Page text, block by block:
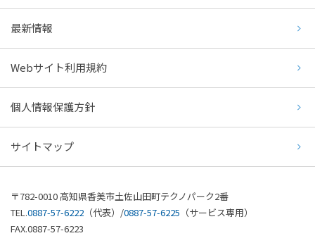
最新情報
Webサイト利用規約
個人情報保護方針
サイトマップ
〒782-0010 高知県香美市土佐山田町テクノパーク2番
TEL.0887-57-6222 （代表）/0887-57-6225 （サービス専用）
FAX.0887-57-6223